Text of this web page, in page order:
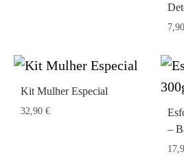
7,90
Kit Mulher Especial
32,90 €
–